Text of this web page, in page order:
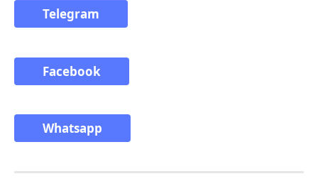
Telegram
Facebook
Whatsapp